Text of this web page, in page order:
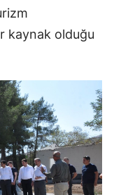
kaynak olduğu